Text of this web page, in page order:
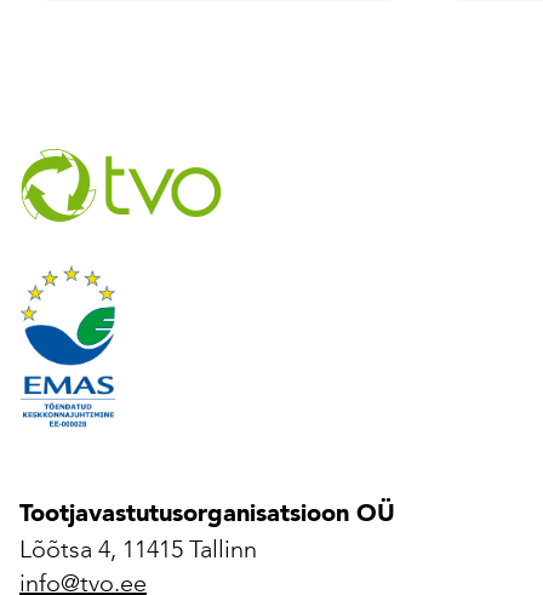
Tootjavastutusorganisatsioon OÜ
Lõõtsa 4, 11415 Tallinn
info@tvo.ee